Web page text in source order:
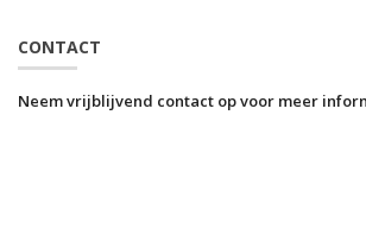
CONTACT
Neem vrijblijvend contact op voor meer